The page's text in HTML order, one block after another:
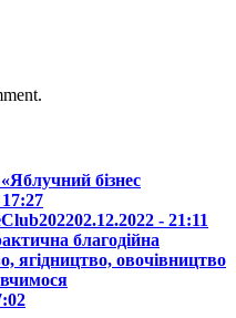
бізнес
02.12.2022 - 21:11
благодійна
ягідництво, овочівництво